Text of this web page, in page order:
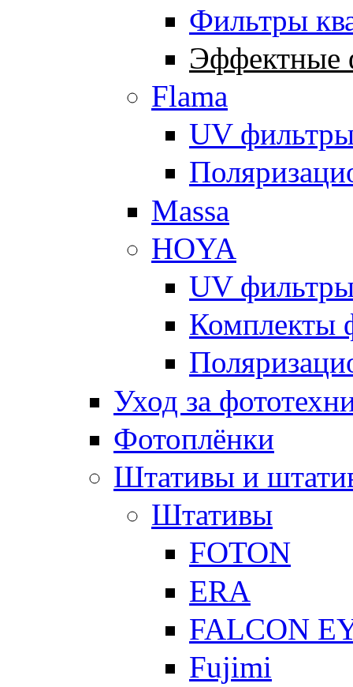
Фильтры
Эффектные
Flama
UV
Massa
HOYA
UV
Комплекты
Уход за
Фотоплёнки
Штативы и
Штативы
FOTON
ERA
FALCON
Fujimi